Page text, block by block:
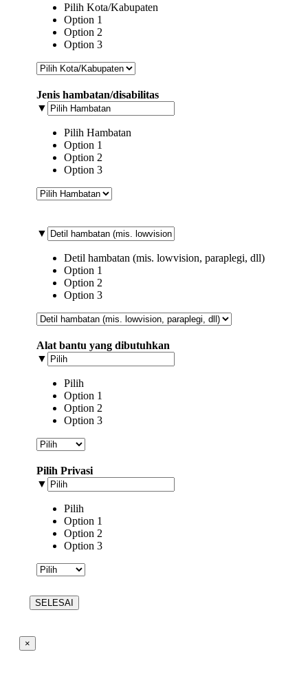
Pilih Kota/Kabupaten
Option 1
Option 2
Option 3
Jenis hambatan/disabilitas
▼
Pilih Hambatan
Option 1
Option 2
Option 3
▼
Detil hambatan (mis. lowvision, paraplegi, dll)
Option 1
Option 2
Option 3
Alat bantu yang dibutuhkan
▼
Pilih
Option 1
Option 2
Option 3
Pilih Privasi
▼
Pilih
Option 1
Option 2
Option 3
SELESAI
×